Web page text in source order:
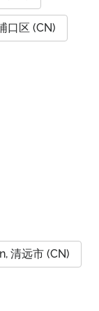
口区 (CN)
清远市 (CN)